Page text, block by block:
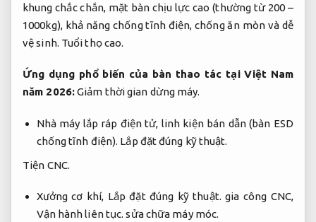
khung chắc chắn, mặt bàn chịu lực cao (thường từ 200 –
1000kg), khả năng chống tĩnh điện, chống ăn mòn và dễ
vệ sinh. Tuổi thọ cao.
Ứng dụng phổ biến của bàn thao tác tại Việt Nam
năm 2026:Giảm thời gian dừng máy.
Nhà máy lắp ráp điện tử, linh kiện bán dẫn (bàn ESD
chống tĩnh điện). Lắp đặt đúng kỹ thuật.
Tiện CNC.
Xưởng cơ khí, Lắp đặt đúng kỹ thuật. gia công CNC,
Vận hành liên tục. sửa chữa máy móc.